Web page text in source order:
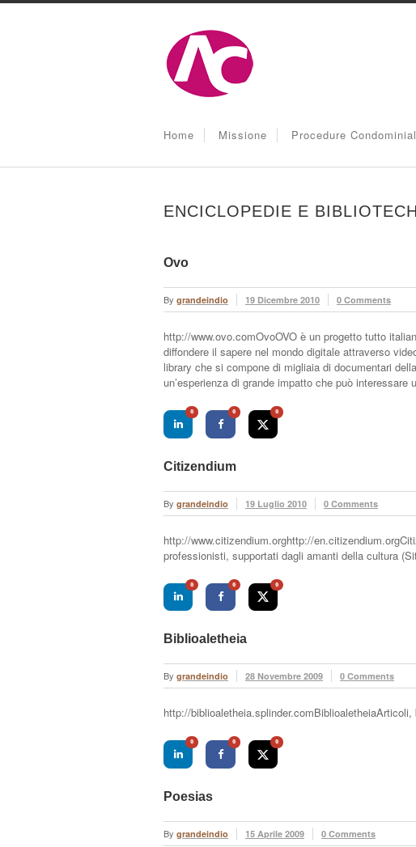
Home Missione Procedure
ENCICLOPEDIE E
Ovo
By grandeindio 19 Dicembre 2010 0 Comments
http://www.ovo.comOvoOVO è un progetto tutto
diffondere il sapere nel mondo digitale attraverso
library che si compone di migliaia di documentari
un’esperienza di grande impatto che può interessare
0 0 0
Citizendium
By grandeindio 19 Luglio 2010 0 Comments
http://www.citizendium.orghttp://
professionisti, supportati dagli amanti della cultura
0 0 0
Biblioaletheia
By grandeindio 28 Novembre 2009 0 Comments
http://
0 0 0
Poesias
By grandeindio 15 Aprile 2009 0 Comments